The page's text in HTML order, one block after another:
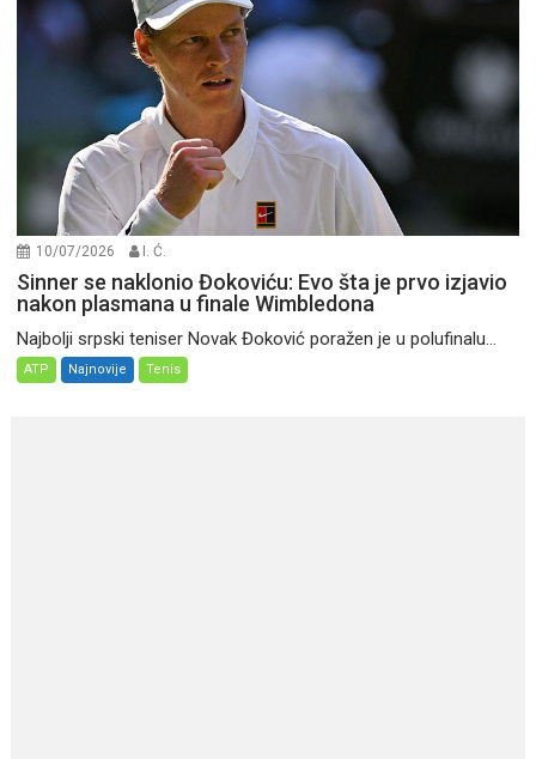
10/07/2026 I. Ć.
Sinner se naklonio Đokoviću: Evo šta je prvo izjavio
nakon plasmana u finale Wimbledona
Najbolji srpski teniser Novak Đoković poražen je u polufinalu...
ATP Najnovije Tenis